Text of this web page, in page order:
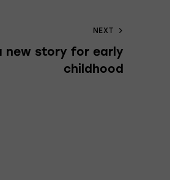
NEXT
new story for early
childhood